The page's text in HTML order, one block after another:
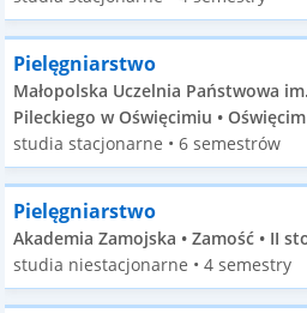
Pielęgniarstwo
Małopolska Uczelnia Państwowa
Pileckiego w Oświęcimiu •
studia stacjonarne • 6 semestrów
Pielęgniarstwo
Akademia Zamojska • Zamość • II
studia niestacjonarne • 4 semestry